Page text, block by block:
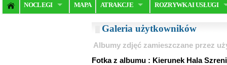
NOCLEGI MAPA ATRAKCJE ROZRYWKA I USŁUGI
Galeria użytkowników
Albumy zdjęć zamieszczane przez
Fotka z albumu : Kierunek Hala